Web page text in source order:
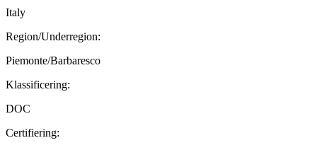
Italy
Region/Underregion:
Piemonte/Barbaresco
Klassificering:
DOC
Certifiering: